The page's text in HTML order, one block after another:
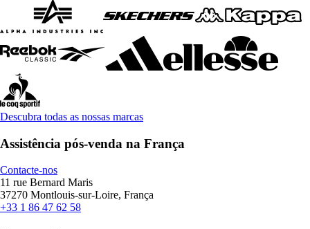
Descubra todas as nossas marcas
Assistência pós-venda na França
Contacte-nos
11 rue Bernard Maris
37270 Montlouis-sur-Loire, França
+33 1 86 47 62 58